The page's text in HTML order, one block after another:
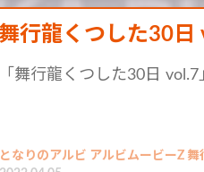
舞行龍くつした30日
「舞行龍くつした30日
となりのアルビ アルビムービーZ